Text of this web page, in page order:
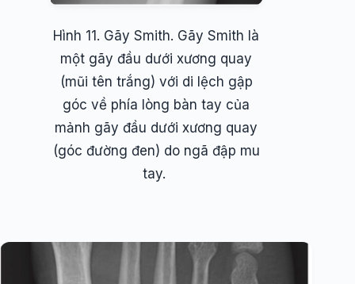
Hình 11. Gãy Smith. Gãy Smith là
một gãy đầu dưới xương quay
(mũi tên trắng) với di lệch gập
góc về phía lòng bàn tay của
mảnh gãy đầu dưới xương quay
(góc đường đen) do ngã đập mu
tay.